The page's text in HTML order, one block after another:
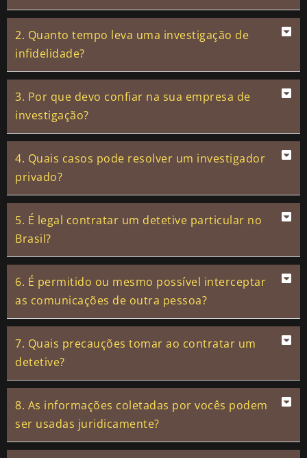
2. Quanto tempo leva uma investigação de
infidelidade?
3. Por que devo confiar na sua empresa de
investigação?
4. Quais casos pode resolver um investigador
privado?
5. É legal contratar um detetive particular no
Brasil?
6. É permitido ou mesmo possível interceptar
as comunicações de outra pessoa?
7. Quais precauções tomar ao contratar um
detetive?
8. As informações coletadas por vocês podem
ser usadas juridicamente?